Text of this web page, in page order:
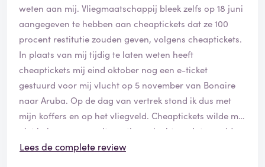
weten aan mij. Vliegmaatschappij bleek zelfs op 18 juni
aangegeven te hebben aan cheaptickets dat ze 100
procent restitutie zouden geven, volgens cheaptickets.
In plaats van mij tijdig te laten weten heeft
cheaptickets mij eind oktober nog een e-ticket
gestuurd voor mij vlucht op 5 november van Bonaire
naar Aruba. Op de dag van vertrek stond ik dus met
mijn koffers en op het vliegveld. Cheaptickets wilde mij
niet helpen op een alternatieve vlucht omdat ze zeiden
dat er niets was. In de middag vond ik een alternatieve
Lees de complete review